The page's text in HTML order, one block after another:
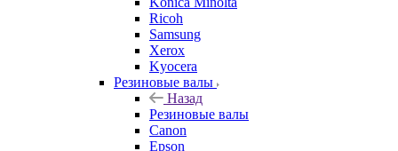
Ricoh
Samsung
Xerox
Kyocera
Резиновые валы
Назад
Резиновые валы
Canon
Epson